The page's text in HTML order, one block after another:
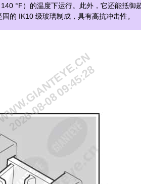
°F）的温度下运行。此外，它还能抵
的 IK10 级玻璃制成，具有高抗冲击性。
WWW.GIANTEYE.CN
2026-08-08 09:45:28